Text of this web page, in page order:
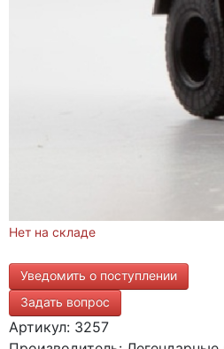
Нет на складе
Уведомить о поступлении
Задать вопрос
Артикул: 3257